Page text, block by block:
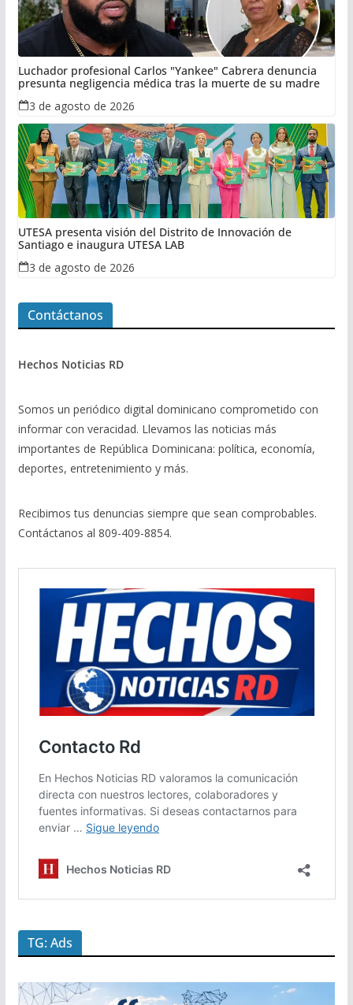
Luchador profesional Carlos "Yankee" Cabrera denuncia
presunta negligencia médica tras la muerte de su madre
3 de agosto de 2026
UTESA presenta visión del Distrito de Innovación de
Santiago e inaugura UTESA LAB
3 de agosto de 2026
Contáctanos
Hechos Noticias RD
Somos un periódico digital dominicano comprometido con
informar con veracidad. Llevamos las noticias más
importantes de República Dominicana: política, economía,
deportes, entretenimiento y más.
Recibimos tus denuncias siempre que sean comprobables.
Contáctanos al 809-409-8854.
TG: Ads